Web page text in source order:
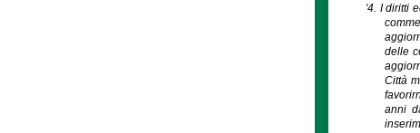
'4. I diritti
delle
Città
anni